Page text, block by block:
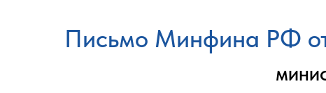
Письмо Минфина РФ